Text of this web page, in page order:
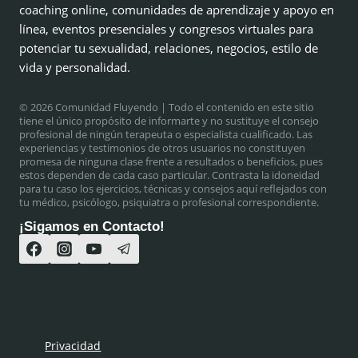
coaching online, comunidades de aprendizaje y apoyo en
línea, eventos presenciales y congresos virtuales para
potenciar tu sexualidad, relaciones, negocios, estilo de
vida y personalidad.
© 2026 Comunidad Fluyendo | Todo el contenido en este sitio
tiene el único propósito de informarte y no sustituye el consejo
profesional de ningún terapeuta o especialista cualificado. Las
experiencias y testimonios de otros usuarios no constituyen
promesa de ninguna clase frente a resultados o beneficios, pues
estos dependen de cada caso particular. Contrasta la idoneidad
para tu caso los ejercicios, técnicas y consejos aquí reflejados con
tu médico, psicólogo, psiquiatra o profesional correspondiente.
¡Sigamos en Contacto!
Privacidad